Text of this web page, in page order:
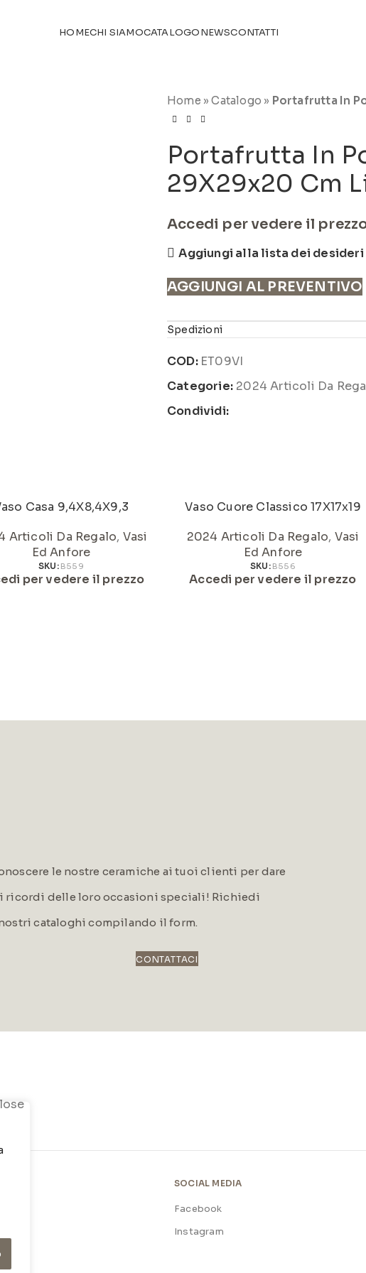
HOMECHI SIAMOCATALOGONEWSCONTATTI
Home »Catalogo » Portafrutta In
Portafrutta In
29X29x20 Cm
Accedi per vedere il
Aggiungi alla lista dei desideri
AGGIUNGI AL PREVENTIVO
Spedizioni
COD: ET09VI
Categorie: 2024 Articoli Da
Condividi:
Casa 9,4X8,4X9,3
Articoli Da Regalo, Vasi
Ed Anfore
SKU: B559
per vedere il prezzo
Vaso Cuore Classico 17X17x19
2024 Articoli Da Regalo, Vasi
Ed Anfore
SKU: B556
Accedi per vedere il prezzo
le nostre ceramiche ai tuoi clienti per dare
i ricordi delle loro occasioni speciali! Richiedi
cataloghi compilando il form.
CONTATTACI
SOCIAL MEDIA
Facebook
Instagram